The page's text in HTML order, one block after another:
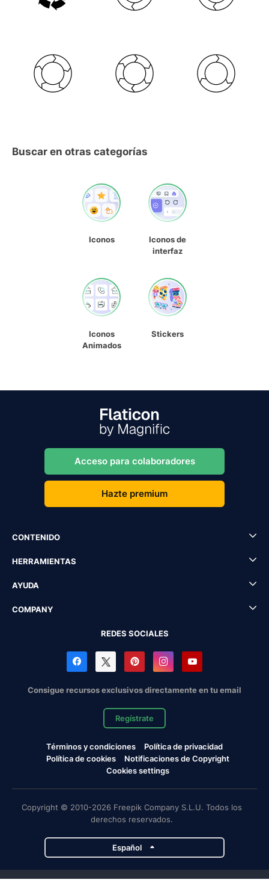
Buscar en otras categorías
Iconos
Iconos de
interfaz
Iconos
Animados
Stickers
Acceso para colaboradores
Hazte premium
CONTENIDO
HERRAMIENTAS
AYUDA
COMPANY
REDES SOCIALES
Consigue recursos exclusivos directamente en tu email
Regístrate
Términos y condiciones
Política de privacidad
Política de cookies
Notificaciones de Copyright
Cookies settings
Copyright © 2010-2026 Freepik Company S.L.U. Todos los
derechos reservados.
Español